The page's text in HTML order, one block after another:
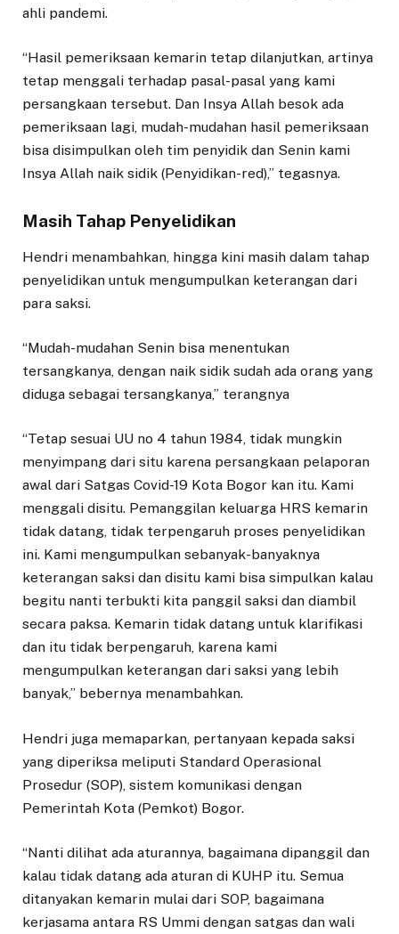
ahli pandemi.
“Hasil pemeriksaan kemarin tetap dilanjutkan, artinya
tetap menggali terhadap pasal-pasal yang kami
persangkaan tersebut. Dan Insya Allah besok ada
pemeriksaan lagi, mudah-mudahan hasil pemeriksaan
bisa disimpulkan oleh tim penyidik dan Senin kami
Insya Allah naik sidik (Penyidikan-red),” tegasnya.
Masih Tahap Penyelidikan
Hendri menambahkan, hingga kini masih dalam tahap
penyelidikan untuk mengumpulkan keterangan dari
para saksi.
“Mudah-mudahan Senin bisa menentukan
tersangkanya, dengan naik sidik sudah ada orang yang
diduga sebagai tersangkanya,” terangnya
“Tetap sesuai UU no 4 tahun 1984, tidak mungkin
menyimpang dari situ karena persangkaan pelaporan
awal dari Satgas Covid-19 Kota Bogor kan itu. Kami
menggali disitu. Pemanggilan keluarga HRS kemarin
tidak datang, tidak terpengaruh proses penyelidikan
ini. Kami mengumpulkan sebanyak-banyaknya
keterangan saksi dan disitu kami bisa simpulkan kalau
begitu nanti terbukti kita panggil saksi dan diambil
secara paksa. Kemarin tidak datang untuk klarifikasi
dan itu tidak berpengaruh, karena kami
mengumpulkan keterangan dari saksi yang lebih
banyak,” bebernya menambahkan.
Hendri juga memaparkan, pertanyaan kepada saksi
yang diperiksa meliputi Standard Operasional
Prosedur (SOP), sistem komunikasi dengan
Pemerintah Kota (Pemkot) Bogor.
“Nanti dilihat ada aturannya, bagaimana dipanggil dan
kalau tidak datang ada aturan di KUHP itu. Semua
ditanyakan kemarin mulai dari SOP, bagaimana
kerjasama antara RS Ummi dengan satgas dan wali